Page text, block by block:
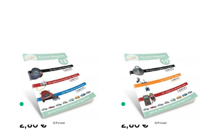
Paruzzi Magazine,
editie 18 NL.
zakformaat (A5)
Paruzzi nummer:591818
Produsent:
Paruzzi
171 varer
tilgjengelig
2,80 €
Paruzzi Magazine,
editie 19 NL.
zakformaat (A5)
Paruzzi nummer:591819
Produsent:
Paruzzi
227 varer
tilgjengelig
2,80 €